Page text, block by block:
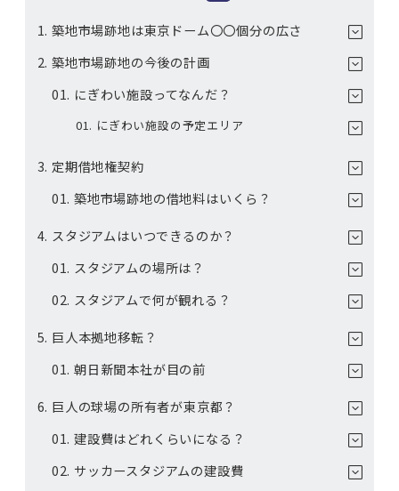
築地市場跡地は東京ドーム〇〇個分の広さ
築地市場跡地の今後の計画
にぎわい施設ってなんだ？
にぎわい施設の予定エリア
定期借地権契約
築地市場跡地の借地料はいくら？
スタジアムはいつできるのか？
スタジアムの場所は？
スタジアムで何が観れる？
巨人本拠地移転？
朝日新聞本社が目の前
巨人の球場の所有者が東京都？
建設費はどれくらいになる？
サッカースタジアムの建設費